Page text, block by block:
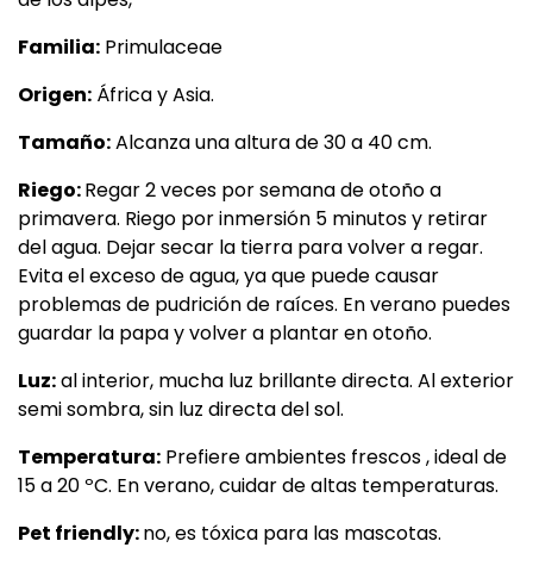
Familia: Primulaceae
Origen: África y Asia.
Tamaño:Alcanza una altura de 30 a 40 cm.
Riego:Regar 2 veces por semana de otoño a
primavera. Riego por inmersión 5 minutos y retirar
del agua. Dejar secar la tierra para volver a regar.
Evita el exceso de agua, ya que puede causar
problemas de pudrición de raíces. En verano puedes
guardar la papa y volver a plantar en otoño.
Luz:al interior, mucha luz brillante directa. Al exterior
semi sombra, sin luz directa del sol.
Temperatura: Prefiere ambientes frescos , ideal de
15 a 20 ºC. En verano, cuidar de altas temperaturas.
Pet friendly:no, es tóxica para las mascotas.